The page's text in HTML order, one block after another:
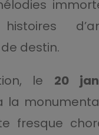
destin.
le 20
la
fresque